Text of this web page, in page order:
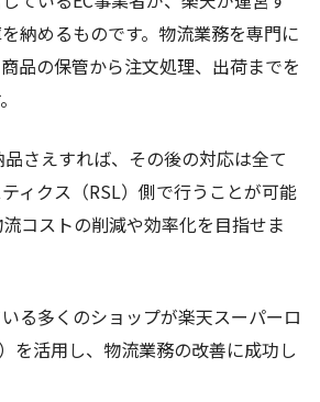
納めるものです。物流業務を専門に
品の保管から注文処理、出荷までを
さえすれば、その後の対応は全て
ィクス（RSL）側で行うことが可能
コストの削減や効率化を目指せま
る多くのショップが楽天スーパーロ
を活用し、物流業務の改善に成功し